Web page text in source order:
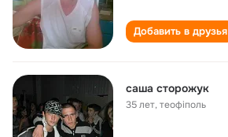
Добавить в друзья
саша сторожук
35 лет,теофіполь